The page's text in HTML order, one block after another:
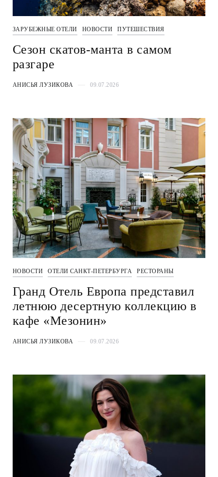
ЗАРУБЕЖНЫЕ ОТЕЛИ НОВОСТИ ПУТЕШЕСТВИЯ
Сезон скатов-манта в самом
разгаре
АНИСЬЯ ЛУЗИКОВА 09.07.2026
НОВОСТИ ОТЕЛИ САНКТ-ПЕТЕРБУРГА РЕСТОРАНЫ
Гранд Отель Европа представил
летнюю десертную коллекцию в
кафе «Мезонин»
АНИСЬЯ ЛУЗИКОВА 09.07.2026